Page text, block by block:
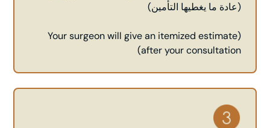
(عادة ما يغطيها التأمين)
(Your surgeon will give an itemized estimate
after your consultation)